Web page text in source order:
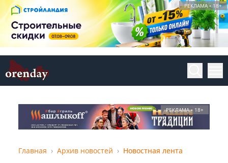
РЕКЛАМА • 18+
РЕКЛАМА • 18+
Главная Архив новостей Новостная лента